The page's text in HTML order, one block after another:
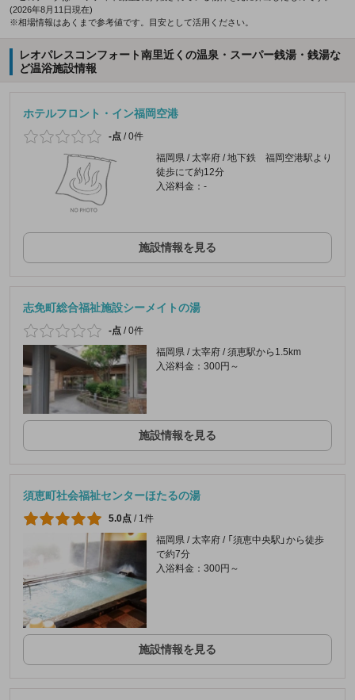
(2026年8月11日現在)
※相場情報はあくまで参考値です。目安として活用ください。
レオパレスコンフォート南里近くの温泉・スーパー銭湯・銭湯な
ど温浴施設情報
ホテルフロント・イン福岡空港
-点 /0件
福岡県 / 太宰府 / 地下鉄 福岡空港駅より
徒歩にて約12分
入浴料金：-
施設情報を見る
志免町総合福祉施設シーメイトの湯
-点 /0件
福岡県 / 太宰府 / 須恵駅から1.5km
入浴料金：300円～
施設情報を見る
須恵町社会福祉センターほたるの湯
5.0点 / 1件
福岡県 / 太宰府 / 「須恵中央駅」から徒歩
で約7分
入浴料金：300円～
施設情報を見る